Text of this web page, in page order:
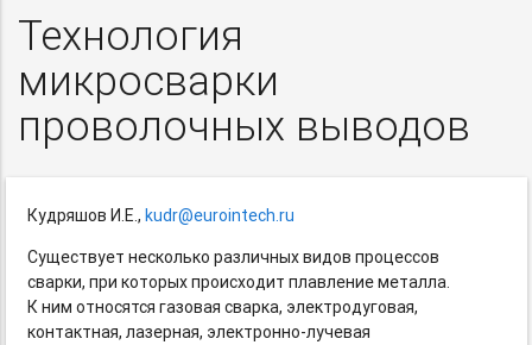
Технология
микросварки
проволочных выводов
Кудряшов И.Е.,kudr@eurointech.ru
Существует несколько различных видов процессов
сварки, при которых происходит плавление металла.
К ним относятся газовая сварка, электродуговая,
контактная, лазерная, электронно-лучевая